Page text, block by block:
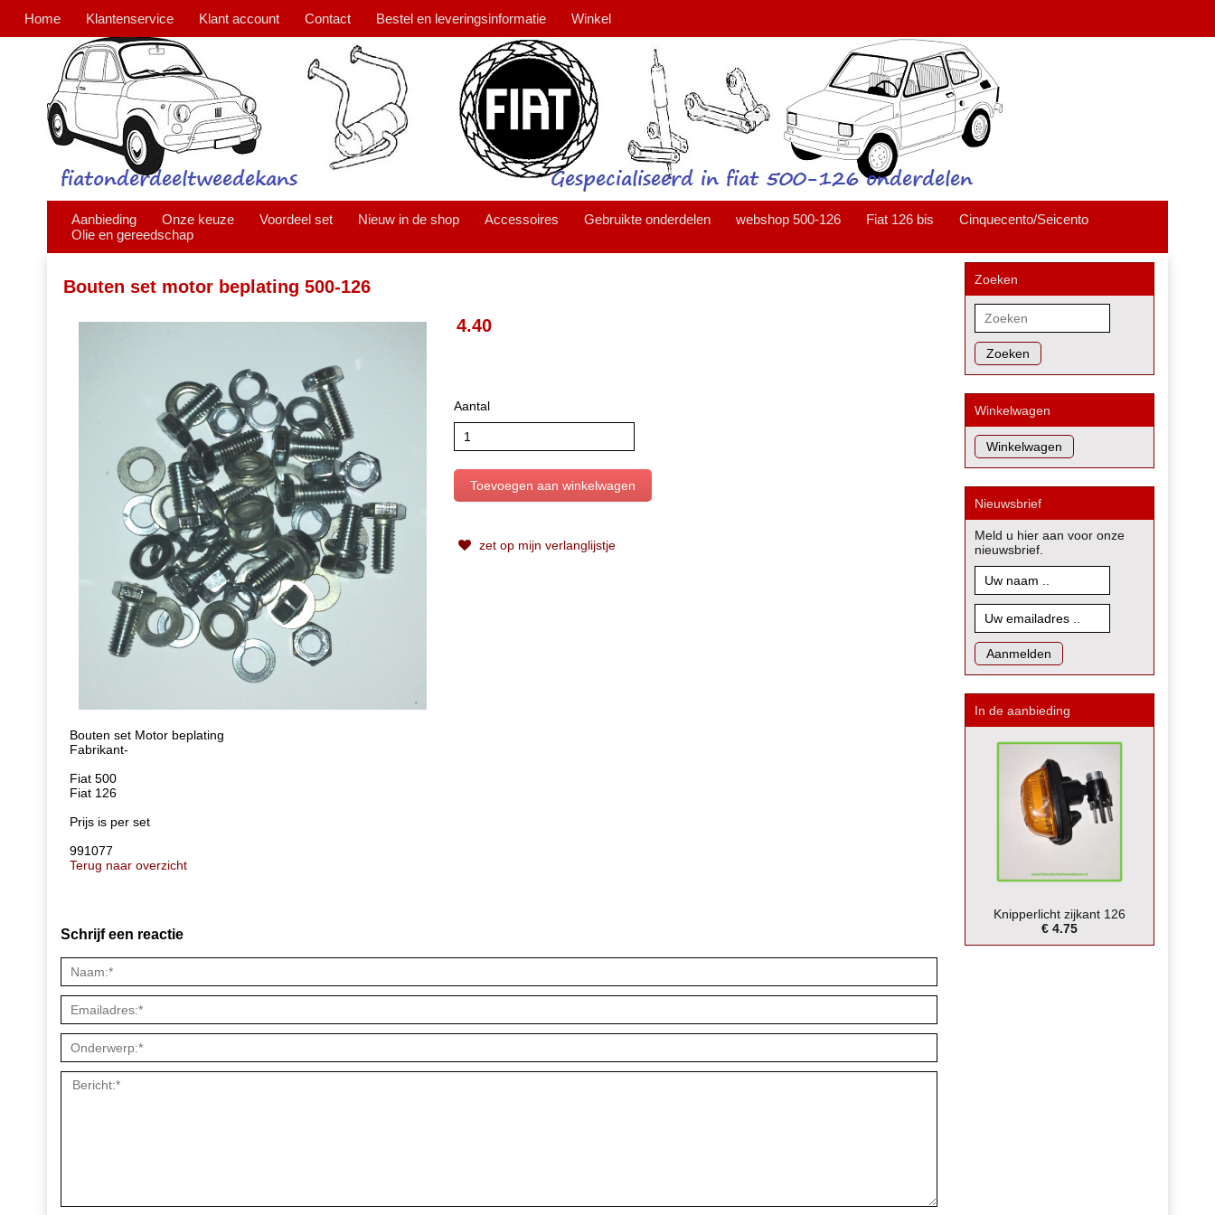
Home Klantenservice Klant account Contact Bestel en leveringsinformatie Winkel
Aanbieding Onze keuze Voordeel set Nieuw in de shop Accessoires Gebruikte onderdelen webshop 500-126 Fiat 126 bis
Cinquecento/Seicento
Olie en gereedschap
Bouten set motor beplating 500-126
4.40
Aantal
zet op mijn verlanglijstje
Bouten set Motor beplating
Fabrikant-
Fiat 500
Fiat 126
Prijs is per set
991077
Terug naar overzicht
Schrijf een reactie
Zoeken
Zoeken
Winkelwagen
Nieuwsbrief
Meld u hier aan voor onze
nieuwsbrief.
In de aanbieding
Knipperlicht zijkant 126
€ 4.75